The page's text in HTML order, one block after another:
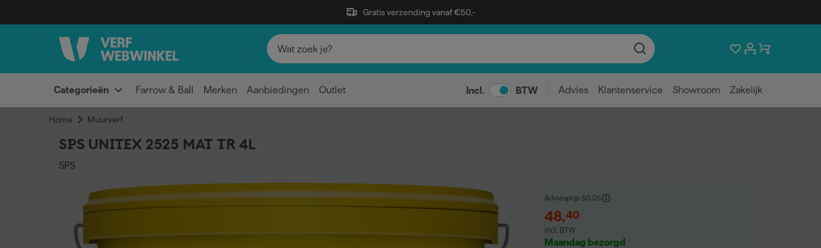
Gratis verzending vanaf €50,-
Categorieën Farrow & Ball Merken Aanbiedingen Outlet Incl. BTW Advies Klantenservice Showroom Zakelijk
Home Muurverf
SPS UNITEX 2525 MAT TR 4L
SPS
Adviesprijs 50,05
48,40
incl. BTW
Maandag bezorgd